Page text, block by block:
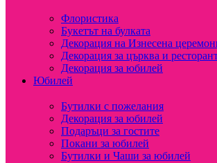
Флористика
Букетът на булката
Декорация на Изнесена
Декорация за църква и
Декорация за юбилей
Юбилей
Бутилки с пожелания
Декорация за юбилей
Подаръци за гостите
Покани за юбилей
Бутилки и Чаши за юбилей